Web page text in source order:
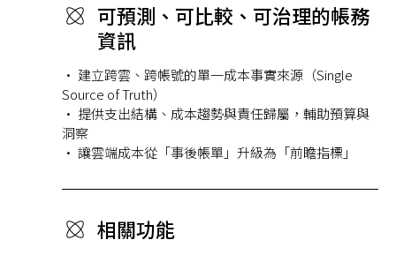
可預測、可比較、可治理的帳務
資訊
• 建立跨雲、跨帳號的單一成本事實來源（Single
Source of Truth）
• 提供支出結構、成本趨勢與責任歸屬，輔助預算與
洞察
• 讓雲端成本從「事後帳單」升級為「前瞻指標」
相關功能